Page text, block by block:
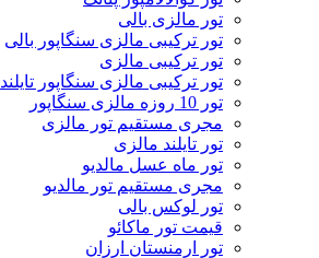
تور مالزی بالی
تور ترکیبی مالزی سنگاپور بالی
تور ترکیبی مالزی
تور ترکیبی مالزی سنگاپور تایلند
تور 10 روزه مالزی سنگاپور
مجری مستقیم تور مالزی
تور تایلند مالزی
تور ماه عسل مالدیو
مجری مستقیم تور مالدیو
تور لوکس بالی
قیمت تور ماکائو
تور ارمنستان ارزان